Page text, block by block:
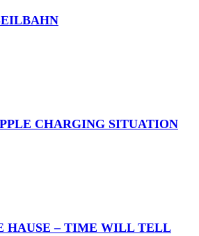
CHARGING SITUATION
HAUSE – TIME WILL TELL